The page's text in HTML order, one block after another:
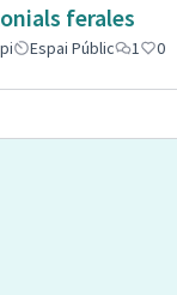
ferales
Espai Públic 1 0